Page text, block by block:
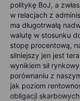
politykę BoJ, a
w relacjach z
ma długotrwałą
walutę w stosunku
stopę procentową,
silniejszy jen jest
wynikiem sił
porównaniu z
jak poziom
obligacji